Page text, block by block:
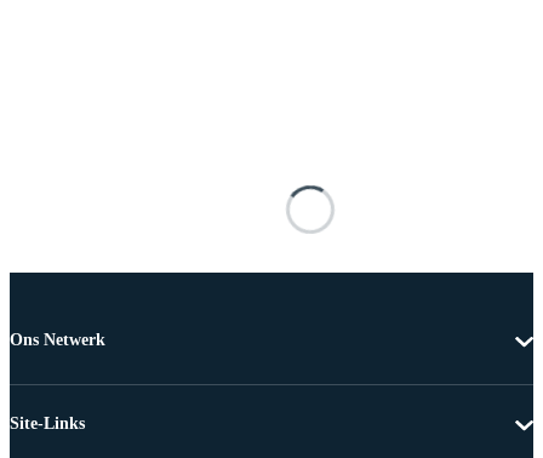
Ons Netwerk
Site-Links